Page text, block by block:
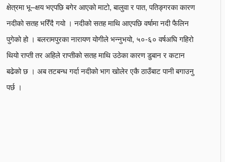
क्षेत्रमा भू–क्षय भएपछि बगेर आएको माटो, बालुवा र पात, पतिङ्गरका कारण
नदीको सतह भरिँदै गयो । नदीको सतह माथि आएपछि वर्षामा नदी फैलिन
पुगेको हो । बलरामपुरका नारायण योगीले भन्नुभयो, ५०-६० वर्षअघि गहिरो
थियो राप्ती तर अहिले राप्तीको सतह माथि उठेका कारण डुबान र कटान
बढेको छ । अब तटबन्ध गर्दा नदीको भाग खोलेर एकै ठाउँबाट पानी बगाउनु
पर्छ ।